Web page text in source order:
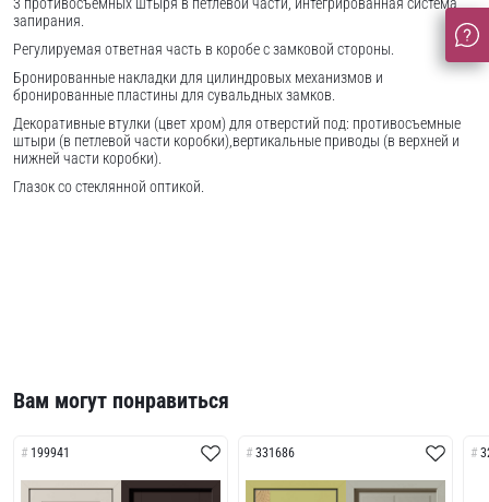
запирания.
Регулируемая ответная часть в коробе с замковой стороны.
Бронированные накладки для цилиндровых механизмов и
бронированные пластины для сувальдных замков.
Декоративные втулки (цвет хром) для отверстий под: противосъемные
штыри (в петлевой части коробки),вертикальные приводы (в верхней и
нижней части коробки).
Глазок со стеклянной оптикой.
Вам могут понравиться
199941 331686